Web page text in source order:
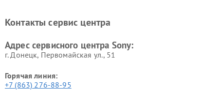
Контакты сервис центра
Адрес сервисного центра Sony:
г. Донецк, Первомайская ул., 51
Горячая линия:
+7 (863) 276-88-95